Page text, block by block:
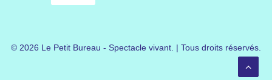
© 2026 Le Petit Bureau - Spectacle vivant. | Tous droits réservés.